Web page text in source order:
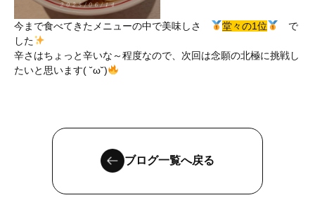
今まで食べてきたメニューの中で美味しさ 堂々の1位
で
した
辛さはちょっと辛いな～程度なので、次回は念願の北極に挑戦し
たいと思います( ˘ω˘)
ブログ一覧へ戻る